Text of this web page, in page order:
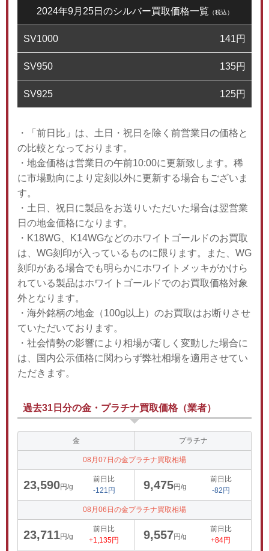
2024年9月25日のシルバー買取価格一覧 （税込）
SV1000 141円
SV950 135円
SV925 125円
・「前日比」は、土日・祝日を除く前営業日の価格と
の比較となっております。
・地金価格は営業日の午前10:00に更新致します。稀
に市場動向により定刻以外に更新する場合もございま
す。
・土日、祝日に製品をお送りいただいた場合は翌営業
日の地金価格になります。
・K18WG、K14WGなどのホワイトゴールドのお買取
は、WG刻印が入っているものに限ります。また、WG
刻印がある場合でも明らかにホワイトメッキがかけら
れている製品はホワイトゴールドでのお買取価格対象
外となります。
・海外銘柄の地金（100g以上）のお買取はお断りさせ
ていただいております。
・社会情勢の影響により相場が著しく変動した場合に
は、国内公示価格に関わらず弊社相場を適用させてい
ただきます。
過去31日分の金・プラチナ買取価格（業者）
金 プラチナ
08月07日の金プラチナ買取相場
23,590円/g
前日比
-121円
9,475円/g
前日比
-82円
08月06日の金プラチナ買取相場
23,711円/g
前日比
+1,135円
9,557円/g
前日比
+84円